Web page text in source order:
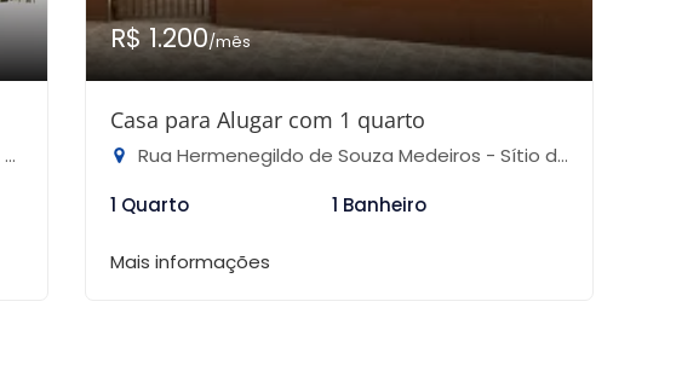
R$ 1.200/mês
Casa para Alugar com 1 quarto
Rua Hermenegildo de Souza Medeiros - Sítio do Mandaqui, São Paulo-SP
1 Quarto
1 Banheiro
Mais informações